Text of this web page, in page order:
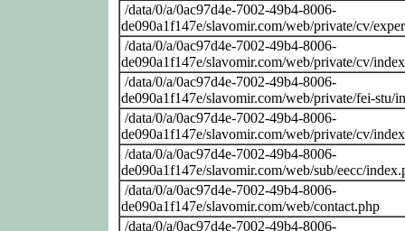
/data/0/a/0ac97d4e-7002-49b4-8006-
de090a1f147e/slavomir.com/web/private/cv/
/data/0/a/0ac97d4e-7002-49b4-8006-
de090a1f147e/slavomir.com/web/private/cv/
/data/0/a/0ac97d4e-7002-49b4-8006-
de090a1f147e/slavomir.com/web/private/fei-stu/
/data/0/a/0ac97d4e-7002-49b4-8006-
de090a1f147e/slavomir.com/web/private/cv/
/data/0/a/0ac97d4e-7002-49b4-8006-
de090a1f147e/slavomir.com/web/sub/eecc/
/data/0/a/0ac97d4e-7002-49b4-8006-
de090a1f147e/slavomir.com/web/contact.php
/data/0/a/0ac97d4e-7002-49b4-8006-